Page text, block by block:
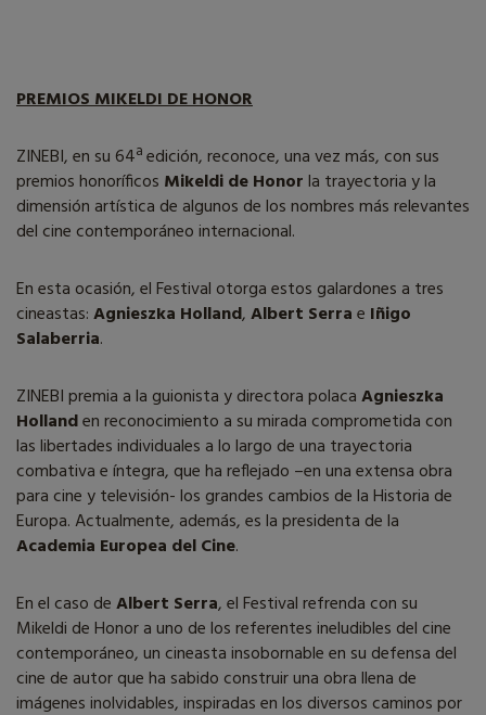
PREMIOS MIKELDI DE HONOR
ZINEBI, en su 64ª edición, reconoce, una vez más, con sus
premios honoríficos Mikeldi de Honorla trayectoria y la
dimensión artística de algunos de los nombres más relevantes
del cine contemporáneo internacional.
En esta ocasión, el Festival otorga estos galardones a tres
cineastas:Agnieszka Holland,Albert Serrae Iñigo
Salaberria.
ZINEBI premia a la guionista y directora polacaAgnieszka
Hollanden reconocimiento a su mirada comprometida con
las libertades individuales a lo largo de una trayectoria
combativa e íntegra, que ha reflejado –en una extensa obra
para cine y televisión- los grandes cambios de la Historia de
Europa. Actualmente, además, es la presidenta de la
Academia Europea del Cine.
En el caso deAlbert Serra, el Festival refrenda con su
Mikeldi de Honor a uno de los referentes ineludibles del cine
contemporáneo, un cineasta insobornable en su defensa del
cine de autor que ha sabido construir una obra llena de
imágenes inolvidables, inspiradas en los diversos caminos por